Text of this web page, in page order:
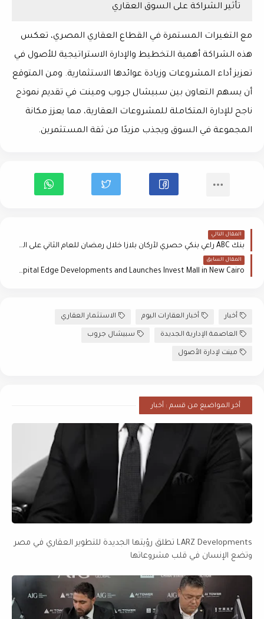
تأثير الشراكة على السوق العقاري
مع التغيرات المستمرة في القطاع العقاري المصري، تعكس
هذه الشراكة أهمية التخطيط والإدارة الاستراتيجية للأصول في
تعزيز أداء المشروعات وزيادة عوائدها الاستثمارية. ومن المتوقع
أن يسهم التعاون بين سبيشال جروب ومينت في تقديم نموذج
ناجح للإدارة المتكاملة للمشروعات العقارية، مما يعزز مكانة
المجموعة في السوق ويجذب مزيدًا من ثقة المستثمرين.
المقال التالي
بنك ABC راعي بنكي حصري لأركان بلازا خلال رمضان للعام الثاني على التوالي
المقال السابق
Amayer Al Asema Rebrands as Capital Edge Developments and Launches Invest Mall in New Cairo
أخبار أخبار العقارات اليوم الاستثمار العقاري
العاصمة الإدارية الجديدة سبيشال جروب
مينت لإدارة الأصول
أخر المواضيع من قسم : أخبار
LARZ Developments تطلق رؤيتها الجديدة للتطوير العقاري في مصر
وتضع الإنسان في قلب مشروعاتها